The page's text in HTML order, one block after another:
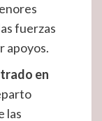
fuerzas
apoyos.
en
las